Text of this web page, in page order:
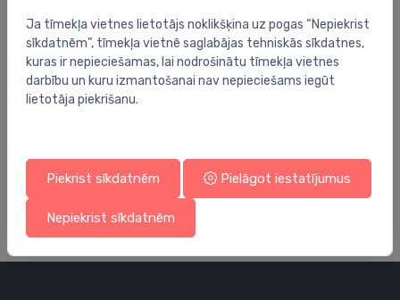
Ja tīmekļa vietnes lietotājs noklikšķina uz pogas “Nepiekrist
sīkdatnēm”, tīmekļa vietnē saglabājas tehniskās sīkdatnes,
kuras ir nepieciešamas, lai nodrošinātu tīmekļa vietnes
darbību un kuru izmantošanai nav nepieciešams iegūt
lietotāja piekrišanu.
Piekrist sīkdatnēm Pielāgot iestatījumus
Nepiekrist sīkdatnēm